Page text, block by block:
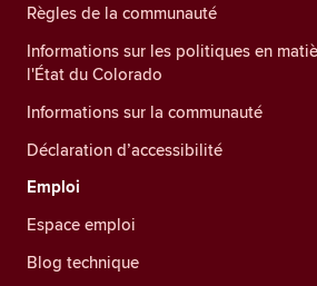
Règles de la communauté
Informations sur les politiques en
l'État du Colorado
Informations sur la communauté
Déclaration d’accessibilité
Emploi
Espace emploi
Blog technique